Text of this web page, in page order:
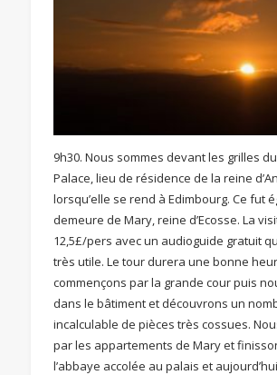
9h30. Nous sommes devant les grilles
Palace, lieu de résidence de la reine
lorsqu’elle se rend à Edimbourg. Ce fut
demeure de Mary, reine d’Ecosse. La
12,5£/pers avec un audioguide gratuit
très utile. Le tour durera une bonne
commençons par la grande cour puis
dans le bâtiment et découvrons un
incalculable de pièces très cossues.
par les appartements de Mary et
l’abbaye accolée au palais et